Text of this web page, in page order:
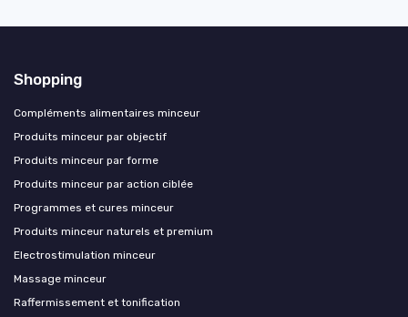
Shopping
Compléments alimentaires minceur
Produits minceur par objectif
Produits minceur par forme
Produits minceur par action ciblée
Programmes et cures minceur
Produits minceur naturels et premium
Electrostimulation minceur
Massage minceur
Raffermissement et tonification